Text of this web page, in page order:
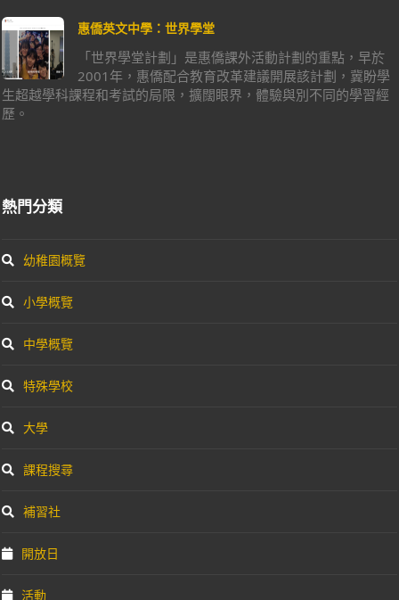
惠僑英文中學：世界學堂
「世界學堂計劃」是惠僑課外活動計劃的重點，早於
2001年，惠僑配合教育改革建議開展該計劃，冀盼學
生超越學科課程和考試的局限，擴闊眼界，體驗與別不同的學習經
歷。
熱門分類
幼稚園概覽
小學概覽
中學概覽
特殊學校
大學
課程搜尋
補習社
開放日
活動